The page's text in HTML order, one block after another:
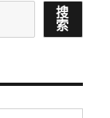
搜
索